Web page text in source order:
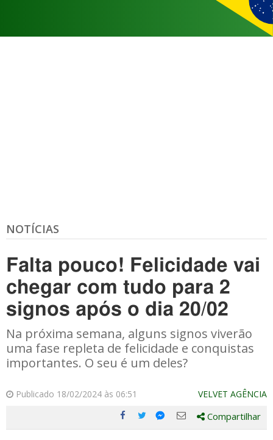
NOTÍCIAS
Falta pouco! Felicidade vai
chegar com tudo para 2
signos após o dia 20/02
Na próxima semana, alguns signos viverão
uma fase repleta de felicidade e conquistas
importantes. O seu é um deles?
Publicado 18/02/2024 às 06:51 VELVET AGÊNCIA
Compartilhe
Compartilhe
Compartilhe
Compartilhe
Compartilhar